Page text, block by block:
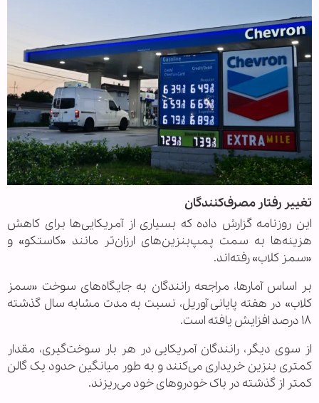
تغییر رفتار مصرف‌کنندگان
این روزنامه گزارش داده که بسیاری از آمریکایی‌ها برای کاهش
هزینه‌ها به سمت پمپ‌بنزین‌های ارزان‌تر مانند «کاستکو» و
«سمز کلاب» رفته‌اند.
بر اساس آمارها، مراجعه رانندگان به جایگاه‌های سوخت «سمز
کلاب» در هفته پایانی آوریل، نسبت به مدت مشابه سال گذشته
۱۸ درصد افزایش یافته است.
از سوی دیگر، رانندگان آمریکایی در هر بار سوخت‌گیری، مقدار
کمتری بنزین خریداری می‌کنند و به طور میانگین حدود یک گالن
کمتر از گذشته در باک خودروهای خود می‌ریزند.